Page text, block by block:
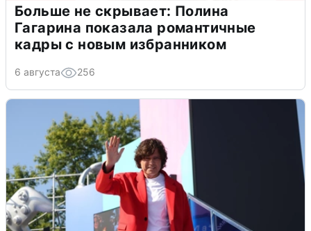
Больше не скрывает: Полина
Гагарина показала романтичные
кадры с новым избранником
6 августа 256